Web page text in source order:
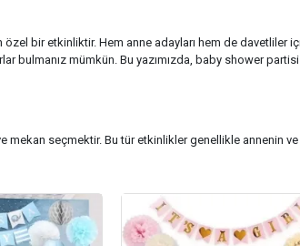
bir etkinliktir. Hem anne adayları hem de davetliler
bulmanız mümkün. Bu yazımızda, baby shower
seçmektir. Bu tür etkinlikler genellikle annenin ve
tema seçimi büyük önem taşır. Popüler temalar